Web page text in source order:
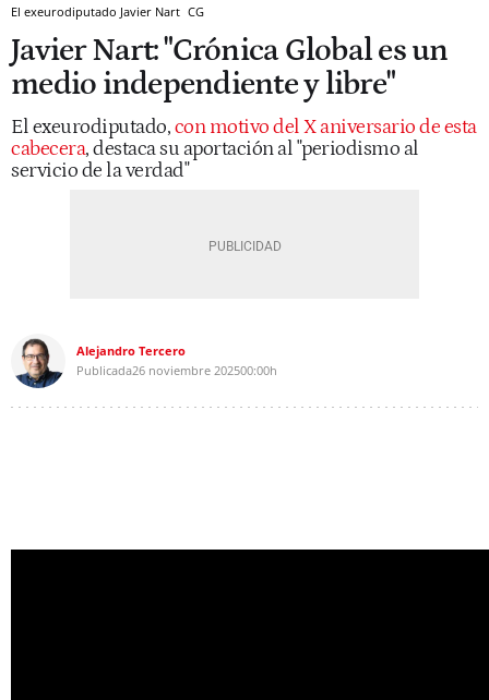
El exeurodiputado Javier Nart CG
Javier Nart: "Crónica Global es un
medio independiente y libre"
El exeurodiputado,con motivo del X aniversario de esta
cabecera, destaca su aportación al "periodismo al
servicio de la verdad"
Alejandro Tercero
Publicada26 noviembre 202500:00h